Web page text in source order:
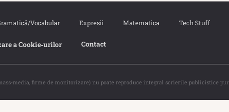
Vocabular Expresii Matematica Tech Stuff
a Cookie‐urilor Contact
media, firme de monitorizare) nu poate reproduce integral scrierile publicistice